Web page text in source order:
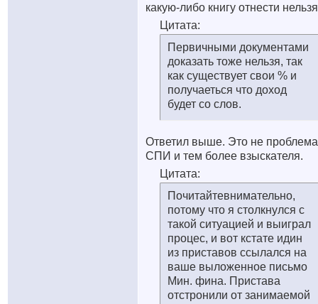
какую-либо книгу отнести
Цитата:
Первичными документами
доказать тоже нельзя, так
как существует свои % и
получаеться что доход
будет со слов.
Ответил выше. Это не проблема
СПИ и тем более взыскателя.
Цитата:
Почитайтевнимательно,
потому что я столкнулся с
такой ситуацией и выиграл
процес, и вот кстате идин
из приставов ссылался на
ваше выложенное письмо
Мин. фина. Пристава
отстронили от занимаемой